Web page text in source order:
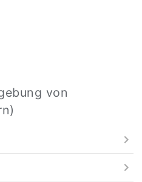
von